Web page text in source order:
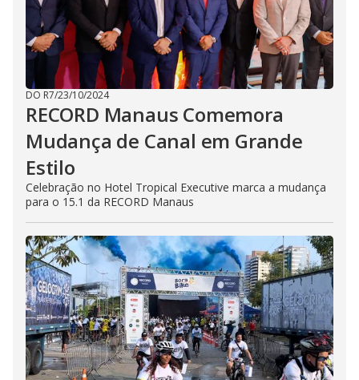
DO R7/23/10/2024
RECORD Manaus Comemora
Mudança de Canal em Grande
Estilo
Celebração no Hotel Tropical Executive marca a mudança
para o 15.1 da RECORD Manaus